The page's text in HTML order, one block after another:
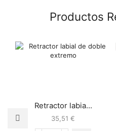
Productos
Retractor labia...
35,51 €